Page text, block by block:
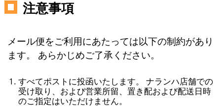
注意事項
メール便をご利用にあたっては以下の制約があり
ます。 あらかじめご了承ください。
すべてポストに投函いたします。 ナランハ店舗での
受け取り、および営業所留、置き配および配送日時
のご指定はいただけません。